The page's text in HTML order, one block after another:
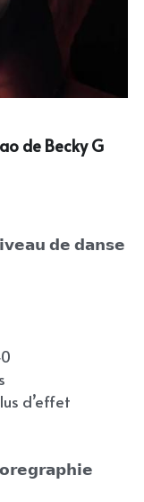
de Becky G
𝗱𝗲 𝗱𝗮𝗻𝘀𝗲
d’effet